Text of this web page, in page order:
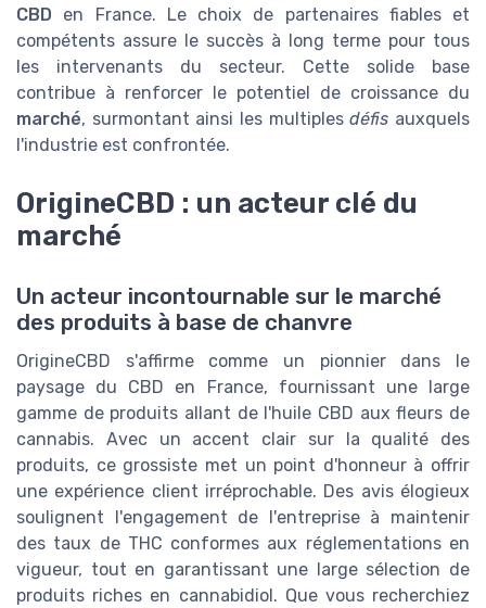
CBD en France. Le choix de partenaires fiables et
compétents assure le succès à long terme pour tous
les intervenants du secteur. Cette solide base
contribue à renforcer le potentiel de croissance du
marché, surmontant ainsi les multiplesdéfis auxquels
l'industrie est confrontée.
OrigineCBD : un acteur clé du
marché
Un acteur incontournable sur le marché
des produits à base de chanvre
OrigineCBD s'affirme comme un pionnier dans le
paysage du CBD en France, fournissant une large
gamme de produits allant de l'huile CBD aux fleurs de
cannabis. Avec un accent clair sur la qualité des
produits, ce grossiste met un point d'honneur à offrir
une expérience client irréprochable. Des avis élogieux
soulignent l'engagement de l'entreprise à maintenir
des taux de THC conformes aux réglementations en
vigueur, tout en garantissant une large sélection de
produits riches en cannabidiol. Que vous recherchiez